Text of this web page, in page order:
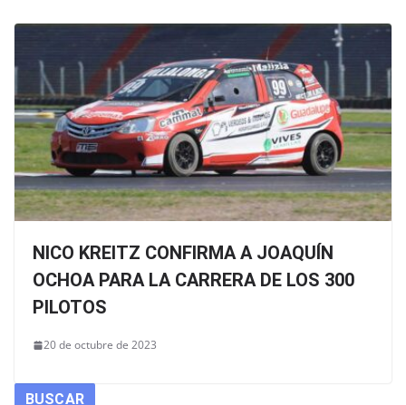
NICO KREITZ CONFIRMA A JOAQUÍN
OCHOA PARA LA CARRERA DE LOS 300
PILOTOS
20 de octubre de 2023
BUSCAR